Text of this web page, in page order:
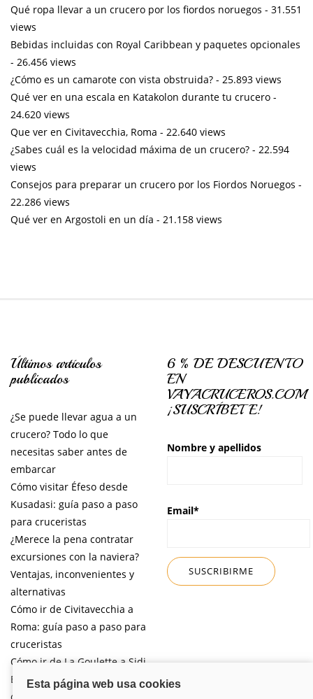
Qué ropa llevar a un crucero por los fiordos noruegos - 31.551
views
Bebidas incluidas con Royal Caribbean y paquetes opcionales
- 26.456 views
¿Cómo es un camarote con vista obstruida? - 25.893 views
Qué ver en una escala en Katakolon durante tu crucero -
24.620 views
Que ver en Civitavecchia, Roma - 22.640 views
¿Sabes cuál es la velocidad máxima de un crucero? - 22.594
views
Consejos para preparar un crucero por los Fiordos Noruegos -
22.286 views
Qué ver en Argostoli en un día - 21.158 views
Últimos artículos
publicados
¿Se puede llevar agua a un
crucero? Todo lo que
necesitas saber antes de
embarcar
Cómo visitar Éfeso desde
Kusadasi: guía paso a paso
para cruceristas
¿Merece la pena contratar
excursiones con la naviera?
Ventajas, inconvenientes y
alternativas
Cómo ir de Civitavecchia a
Roma: guía paso a paso para
cruceristas
Cómo ir de La Goulette a Sidi
Bou Said por libre desde tu
6 % DE DESCUENTO
EN
VAYACRUCEROS.COM
¡SUSCRÍBETE!
Nombre y apellidos
Email*